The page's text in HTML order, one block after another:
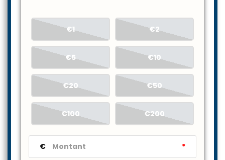
€1 €2
€5 €10
€20 €50
€100 €200
€ *